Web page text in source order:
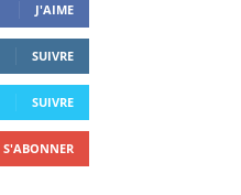
J'AIME
SUIVRE
SUIVRE
S'ABONNER